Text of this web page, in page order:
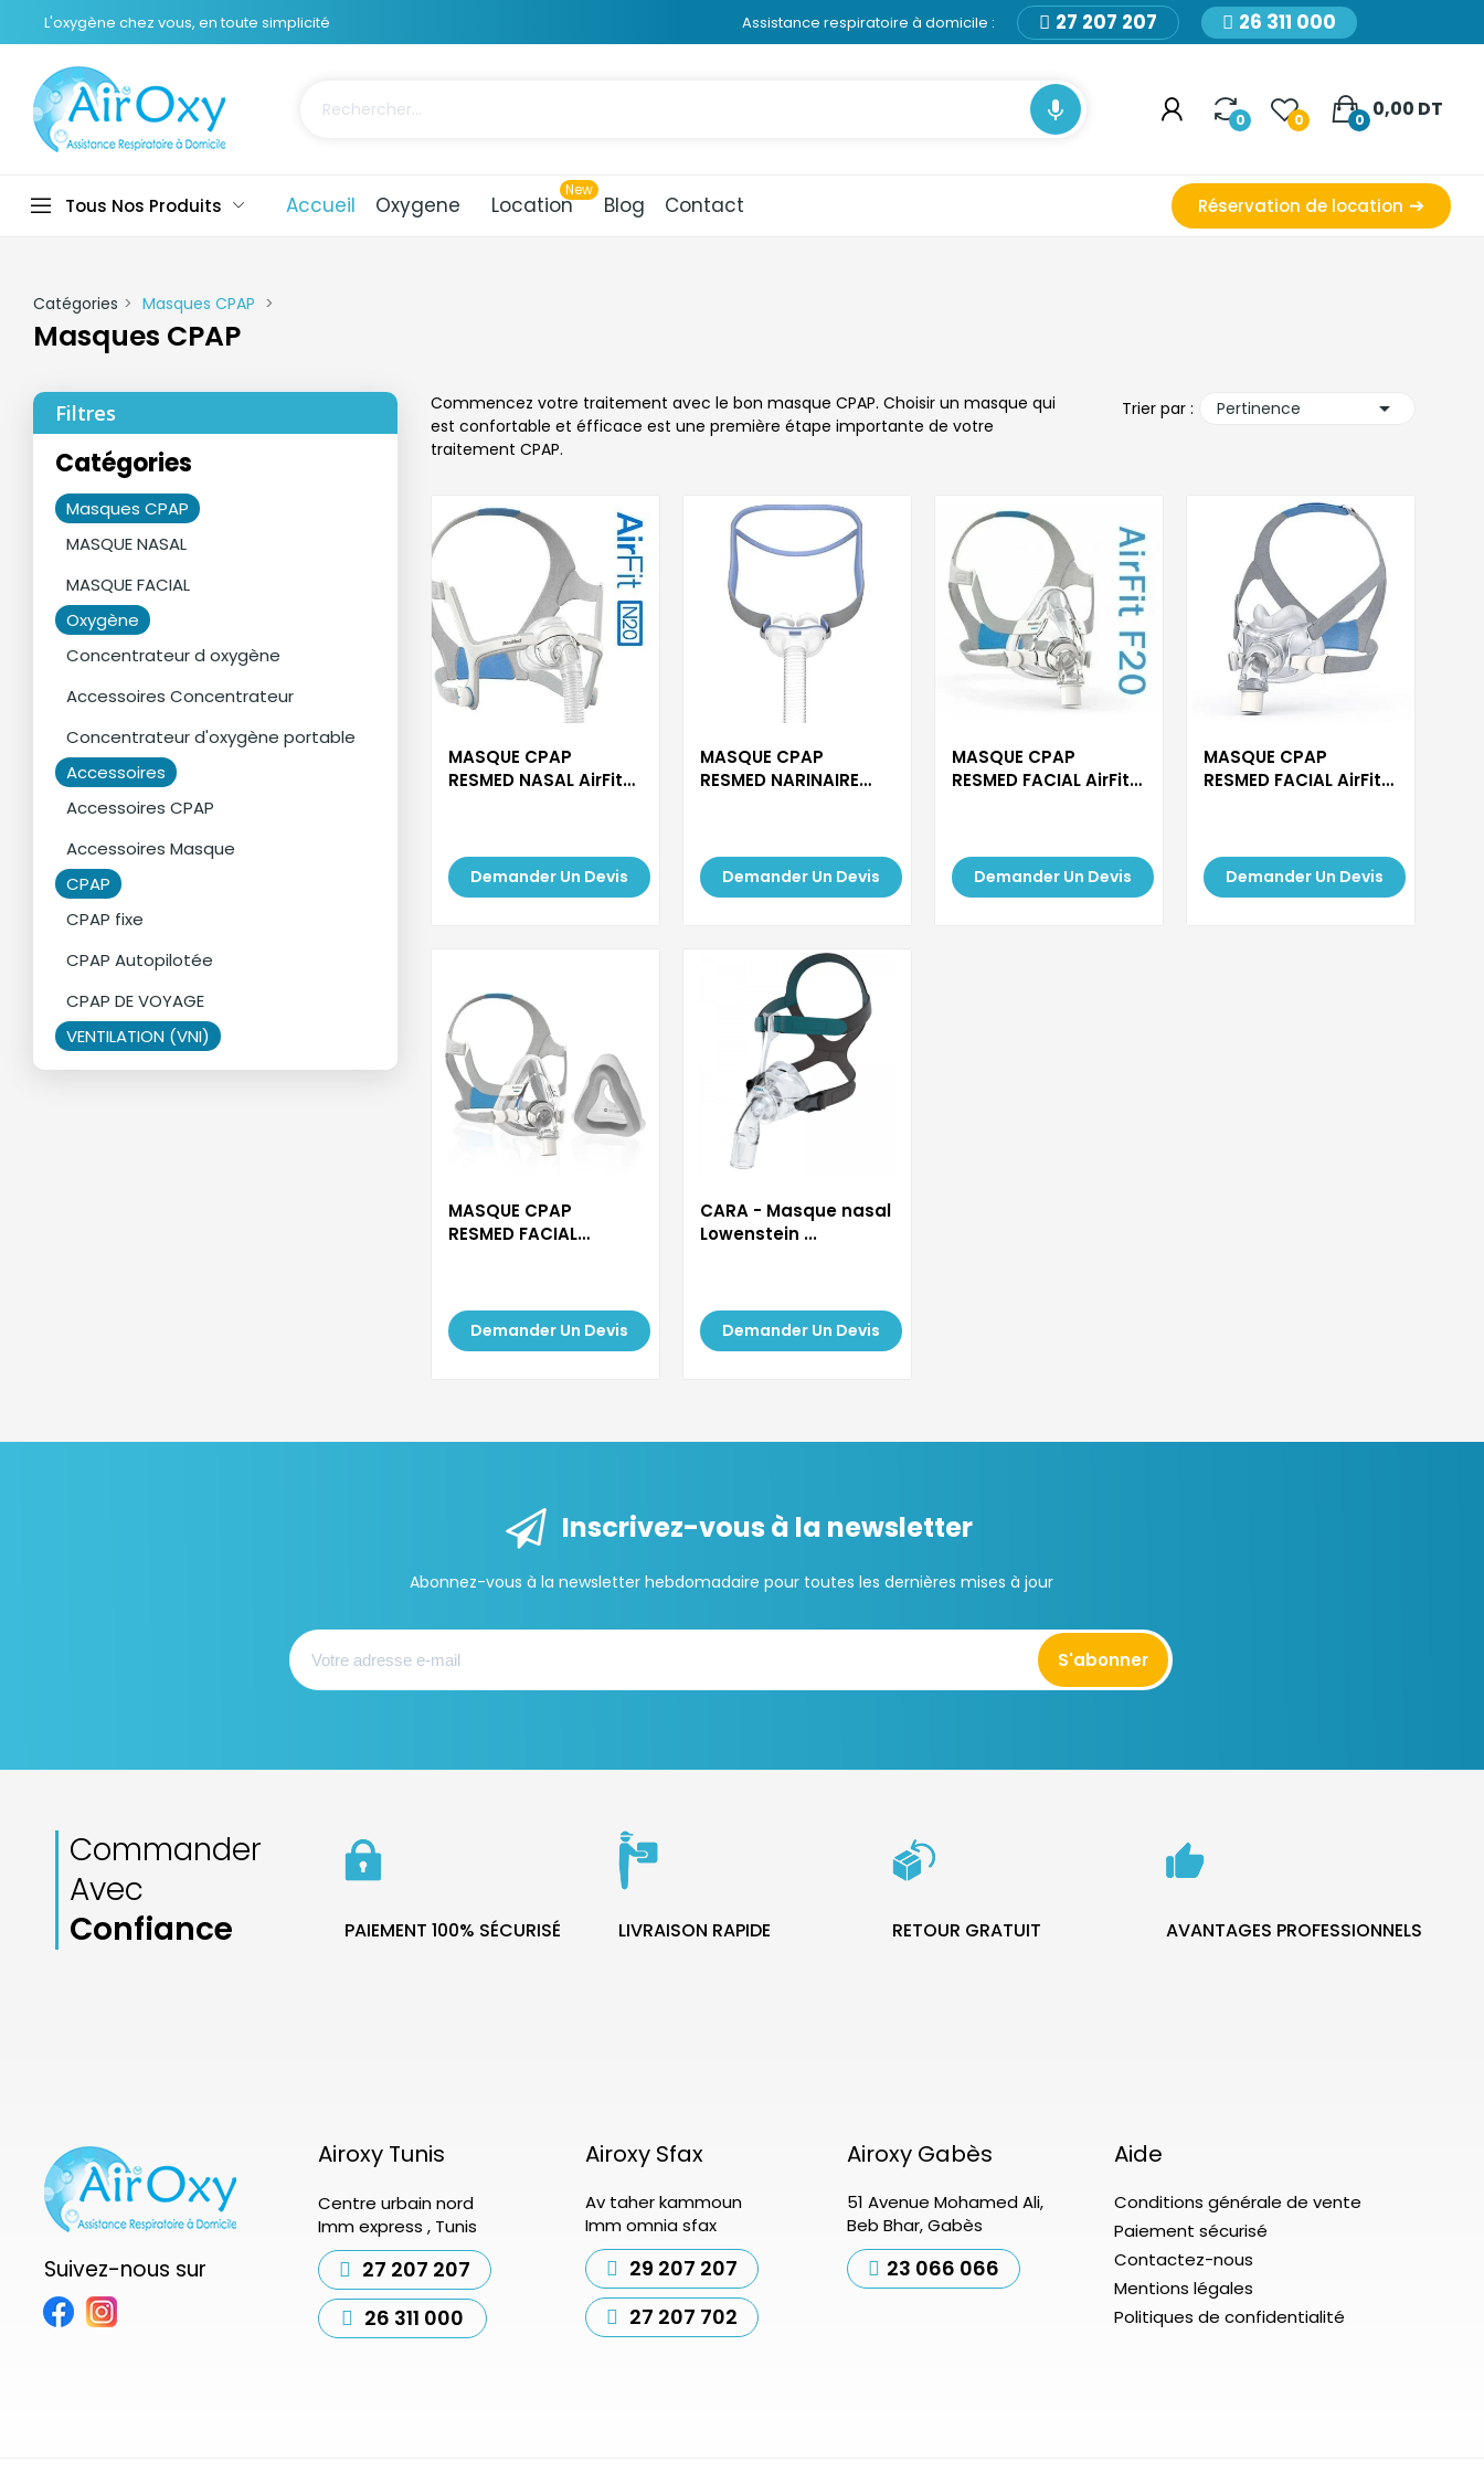
L'oxygène chez vous, en toute simplicité Assistance respiratoire à domicile : 27 207 207 26 311 000
 0 0 0,00 DT
0
Tous Nos Produits Accueil Oxygene Location Blog Contact Réservation de location
Catégories Masques CPAP
Masques CPAP
Filtres
Catégories
Masques CPAP
MASQUE NASAL
MASQUE FACIAL
Oxygène
Concentrateur d oxygène
Accessoires Concentrateur
Concentrateur d'oxygène portable
Accessoires
Accessoires CPAP
Accessoires Masque
CPAP
CPAP fixe
CPAP Autopilotée
CPAP DE VOYAGE
VENTILATION (VNI)
Commencez votre traitement avec le bon masque CPAP. Choisir un masque qui
est confortable et éfficace est une première étape importante de votre
traitement CPAP.
Trier par : Pertinence 
MASQUE CPAP
RESMED NASAL AirFit
Demander Un Devis
MASQUE CPAP
RESMED NARINAIRE
Demander Un Devis
MASQUE CPAP
RESMED FACIAL AirFit
Demander Un Devis
MASQUE CPAP
RESMED FACIAL AirFit
Demander Un Devis
MASQUE CPAP
RESMED FACIAL
Demander Un Devis
CARA - Masque nasal
Lowenstein ...
Demander Un Devis
Inscrivez-vous à la newsletter
Abonnez-vous à la newsletter hebdomadaire pour toutes les dernières mises à jour
S'abonner
Commander
Avec
Confiance
PAIEMENT 100% SÉCURISÉ LIVRAISON RAPIDE RETOUR GRATUIT AVANTAGES PROFESSIONNELS
Suivez-nous sur
Airoxy Tunis
Centre urbain nord
Imm express , Tunis
27 207 207
26 311 000
Airoxy Sfax
Av taher kammoun
Imm omnia sfax
29 207 207
27 207 702
Airoxy Gabès
51 Avenue Mohamed Ali,
Beb Bhar, Gabès
23 066 066
Aide
Conditions générale de vente
Paiement sécurisé
Contactez-nous
Mentions légales
Politiques de confidentialité